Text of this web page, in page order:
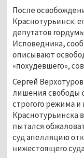
После
Краснотурьинск:
депутатов
Исповедника,
описывают
«похудевшего»,
Сергей
лишения свободы
строгого режима
Краснотурьинска
пытался
суд апелляцию
нижестоящего